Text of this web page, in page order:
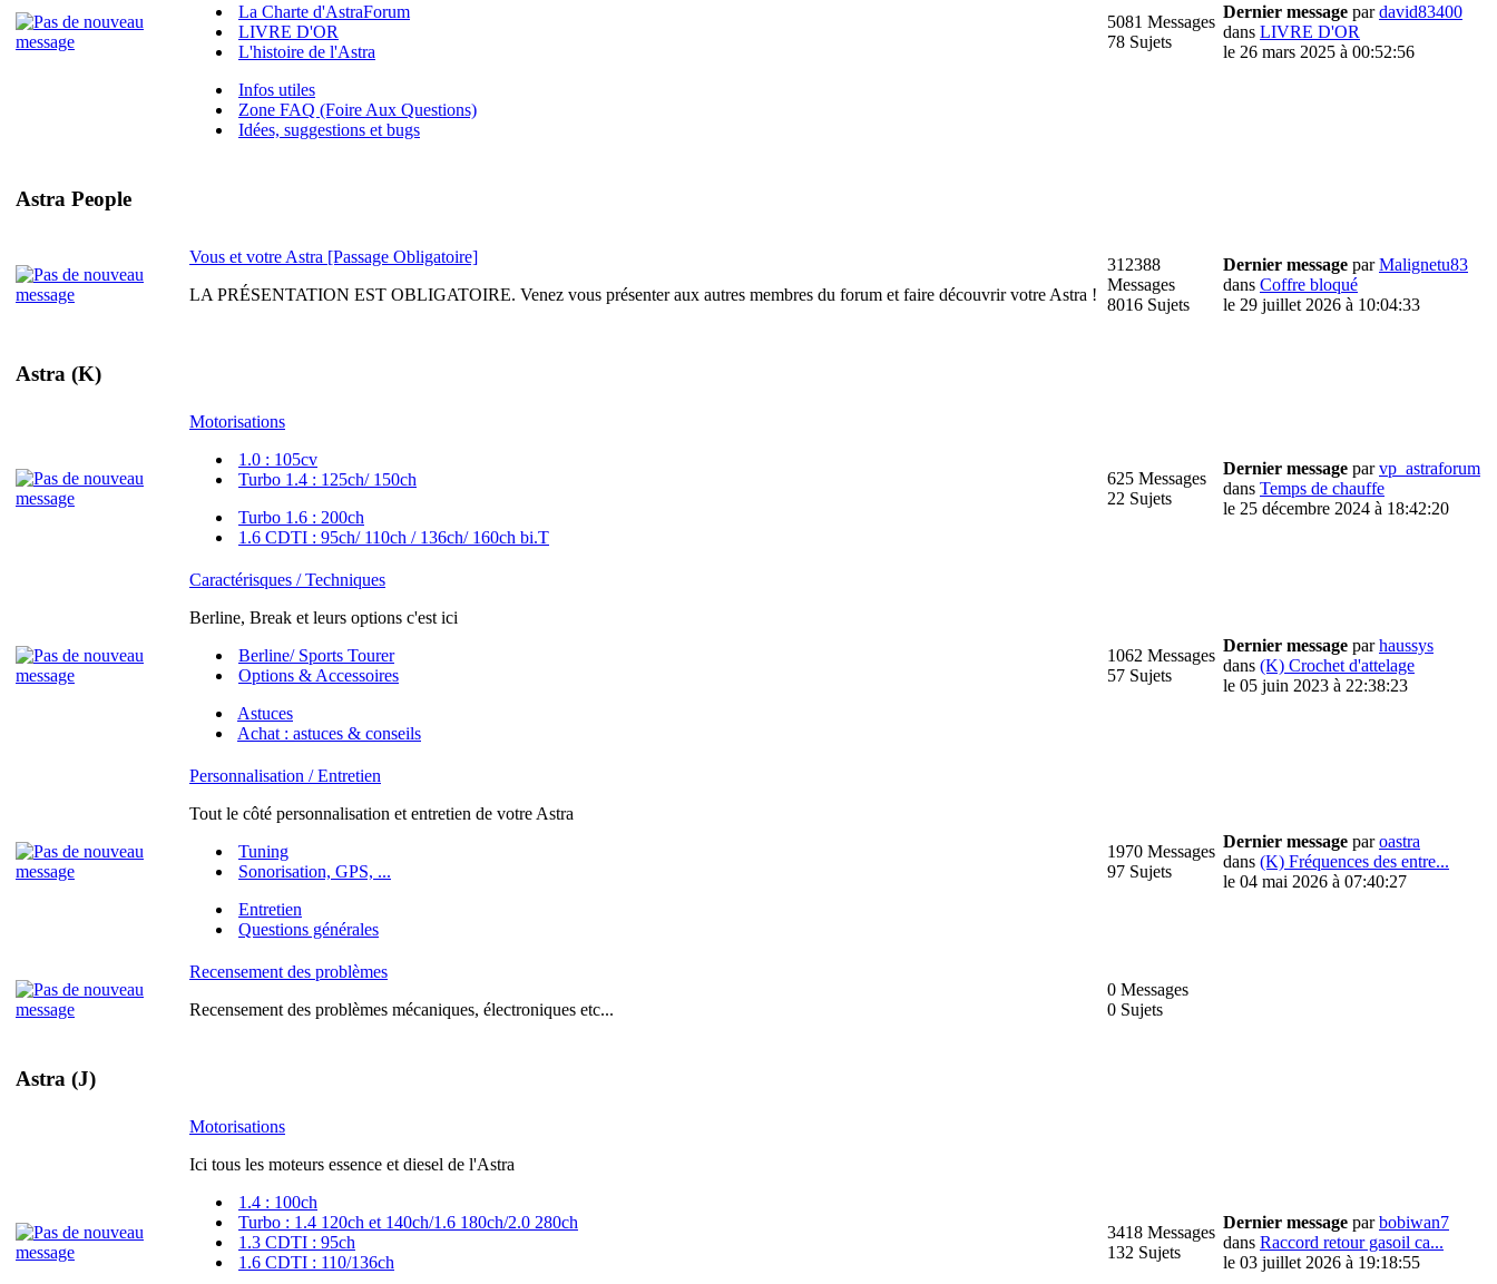
La Charte d'AstraForum
LIVRE D'OR
L'histoire de l'Astra
Infos utiles
Zone FAQ (Foire Aux Questions)
Idées, suggestions et bugs
5081 Messages
78 Sujets
Dernier message pardavid83400
dans LIVRE D'OR
le 26 mars 2025 à 00:52:56
Astra People
Vous et votre Astra [Passage Obligatoire]
LA PRÉSENTATION EST OBLIGATOIRE. Venez vous présenter aux autres membres du forum et faire découvrir votre Astra !
312388
Messages
8016 Sujets
Dernier message parMalignetu83
dans Coffre bloqué
le 29 juillet 2026 à 10:04:33
Astra (K)
Motorisations
1.0 : 105cv
Turbo 1.4 : 125ch/ 150ch
Turbo 1.6 : 200ch
1.6 CDTI : 95ch/ 110ch / 136ch/ 160ch bi.T
625 Messages
22 Sujets
Dernier message parvp_astraforum
dans Temps de chauffe
le 25 décembre 2024 à 18:42:20
Caractérisques / Techniques
Berline, Break et leurs options c'est ici
Berline/ Sports Tourer
Options & Accessoires
Astuces
Achat : astuces & conseils
1062 Messages
57 Sujets
Dernier message parhaussys
dans (K) Crochet d'attelage
le 05 juin 2023 à 22:38:23
Personnalisation / Entretien
Tout le côté personnalisation et entretien de votre Astra
Tuning
Sonorisation, GPS, ...
Entretien
Questions générales
1970 Messages
97 Sujets
Dernier message paroastra
dans (K) Fréquences des entre...
le 04 mai 2026 à 07:40:27
Recensement des problèmes
Recensement des problèmes mécaniques, électroniques etc...
0 Messages
0 Sujets
Astra (J)
Motorisations
Ici tous les moteurs essence et diesel de l'Astra
1.4 : 100ch
Turbo : 1.4 120ch et 140ch/1.6 180ch/2.0 280ch
1.3 CDTI : 95ch
1.6 CDTI : 110/136ch
3418 Messages
132 Sujets
Dernier message parbobiwan7
dans Raccord retour gasoil ca...
le 03 juillet 2026 à 19:18:55